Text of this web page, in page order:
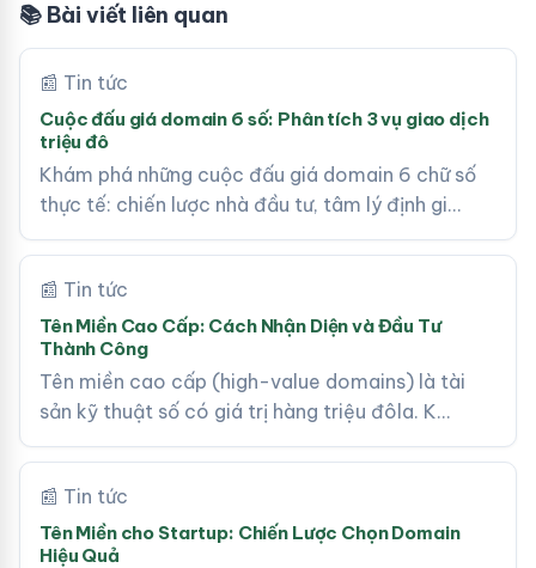
📚 Bài viết liên quan
📰 Tin tức
Cuộc đấu giá domain 6 số: Phân tích 3 vụ giao dịch
triệu đô
Khám phá những cuộc đấu giá domain 6 chữ số
thực tế: chiến lược nhà đầu tư, tâm lý định gi…
📰 Tin tức
Tên Miền Cao Cấp: Cách Nhận Diện và Đầu Tư
Thành Công
Tên miền cao cấp (high-value domains) là tài
sản kỹ thuật số có giá trị hàng triệu đôla. K…
📰 Tin tức
Tên Miền cho Startup: Chiến Lược Chọn Domain
Hiệu Quả